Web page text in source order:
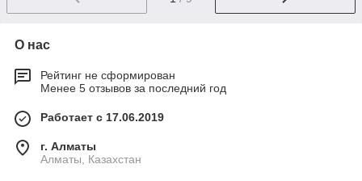
О нас
Рейтинг не сформирован
Менее 5 отзывов за последний год
Работает с 17.06.2019
г. Алматы
Алматы, Казахстан